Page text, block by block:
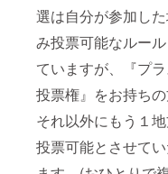
選は自分が参加し
み投票可能なルー
ていますが、『プ
投票権』をお持ちの
それ以外にもう１
投票可能とさせて